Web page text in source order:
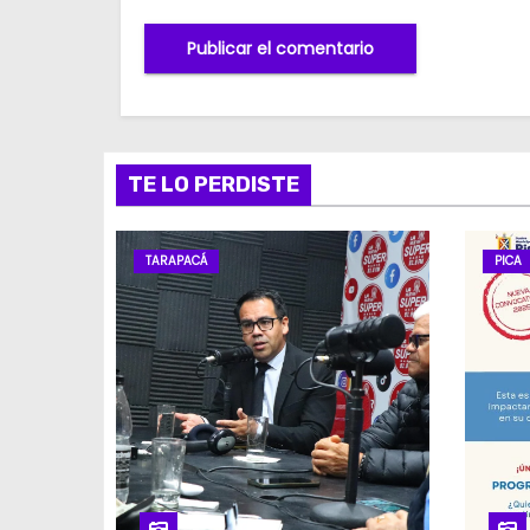
TE LO PERDISTE
TARAPACÁ PICA